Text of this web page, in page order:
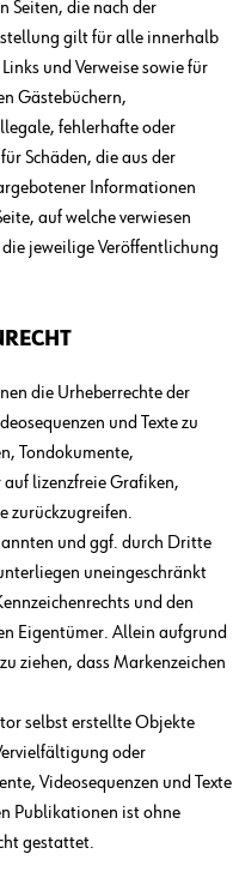
Seiten, die nach der
gilt für alle innerhalb
und Verweise sowie für
Gästebüchern,
fehlerhafte oder
Schäden, die aus der
Informationen
auf welche verwiesen
jeweilige Veröffentlichung
die Urheberrechte der
und Texte zu
Tondokumente,
auf lizenzfreie Grafiken,
zurückzugreifen.
und ggf. durch Dritte
uneingeschränkt
und den
Eigentümer. Allein aufgrund
ziehen, dass Markenzeichen
selbst erstellte Objekte
oder
Videosequenzen und Texte
Publikationen ist ohne
gestattet.